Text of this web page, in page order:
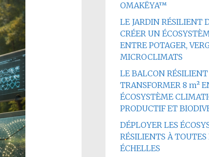
OMAKËYA™
LE JARDIN RÉSILIENT
CRÉER UN
ENTRE POTAGER,
MICROCLIMATS
LE BALCON RÉSILIENT
TRANSFORMER 8 m²
ÉCOSYSTÈME
PRODUCTIF ET
DÉPLOYER LES
RÉSILIENTS À TOUTES
ÉCHELLES